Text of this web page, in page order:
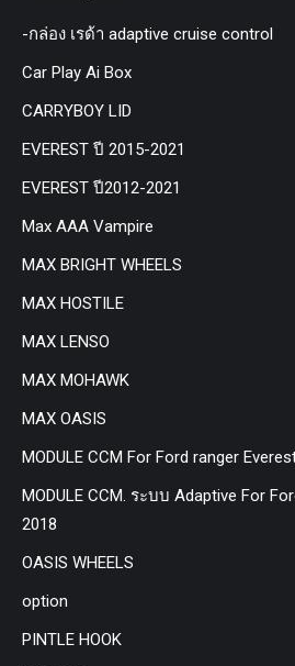
-กล่อง เรด้า adaptive cruise control
Car Play Ai Box
CARRYBOY LID
EVEREST ปี 2015-2021
EVEREST ปี2012-2021
Max AAA Vampire
MAX BRIGHT WHEELS
MAX HOSTILE
MAX LENSO
MAX MOHAWK
MAX OASIS
MODULE CCM For Ford ranger
MODULE CCM. ระบบ Adaptive For
2018
OASIS WHEELS
option
PINTLE HOOK